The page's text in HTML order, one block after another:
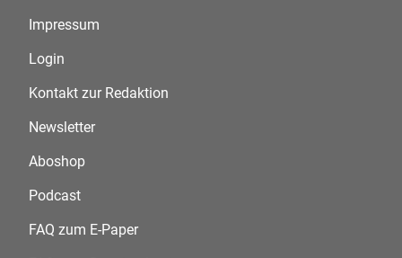
Impressum
Login
Kontakt zur Redaktion
Newsletter
Aboshop
Podcast
FAQ zum E-Paper